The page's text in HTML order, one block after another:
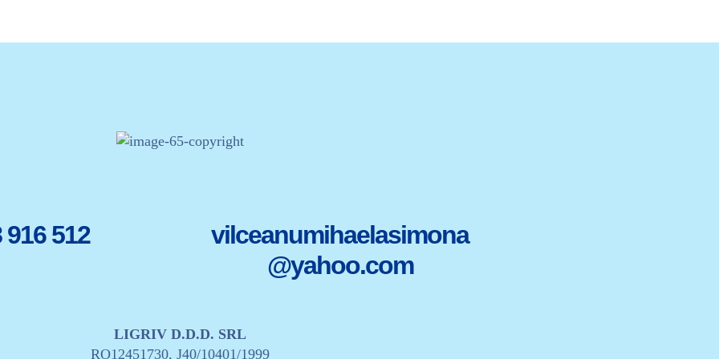
916 512
vilceanumihaelasimona
@yahoo.com
LIGRIV D.D.D. SRL
RO12451730, J40/10401/1999